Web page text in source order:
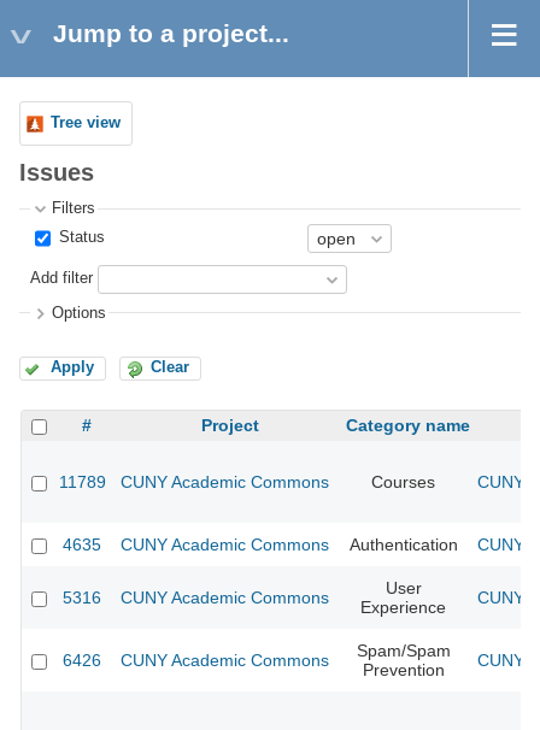
Jump to a project...
Tree view
Issues
Filters
Status
Add filter
Options
Apply Clear
# Project Category name
11789 CUNY Academic Commons Courses CUNY
4635 CUNY Academic Commons Authentication CUNY
5316 CUNY Academic Commons
User
Experience
CUNY
6426 CUNY Academic Commons
Spam/Spam
Prevention
CUNY